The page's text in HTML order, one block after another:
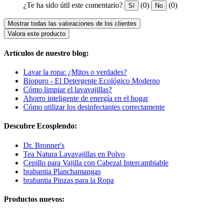
¿Te ha sido útil este comentario? Sí (0) No (0)
Mostrar todas las valoraciones de los clientes
Valora este producto
Artículos de nuestro blog:
Lavar la ropa: ¿Mitos o verdades?
Biopuro - El Detergente Ecológico Moderno
Cómo limpiar el lavavajillas?
Ahorro inteligente de energía en el hogar
Cómo utilizar los desinfectantes correctamente
Descubre Ecosplendo:
Dr. Bronner's
Tea Natura Lavavajillas en Polvo
Cepillo para Vajilla con Cabezal Intercambiable
brabantia Planchamangas
brabantia Pinzas para la Ropa
Productos nuevos: